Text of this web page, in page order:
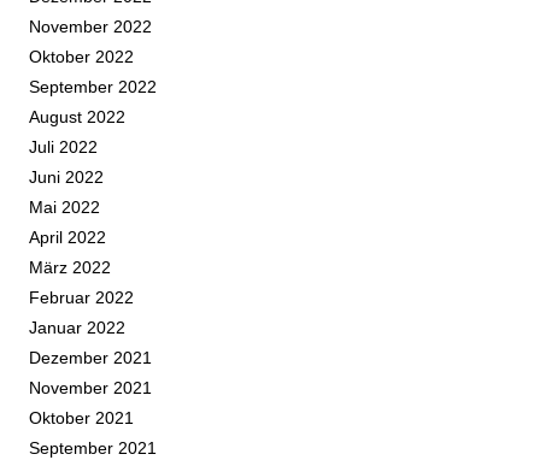
November 2022
Oktober 2022
September 2022
August 2022
Juli 2022
Juni 2022
Mai 2022
April 2022
März 2022
Februar 2022
Januar 2022
Dezember 2021
November 2021
Oktober 2021
September 2021